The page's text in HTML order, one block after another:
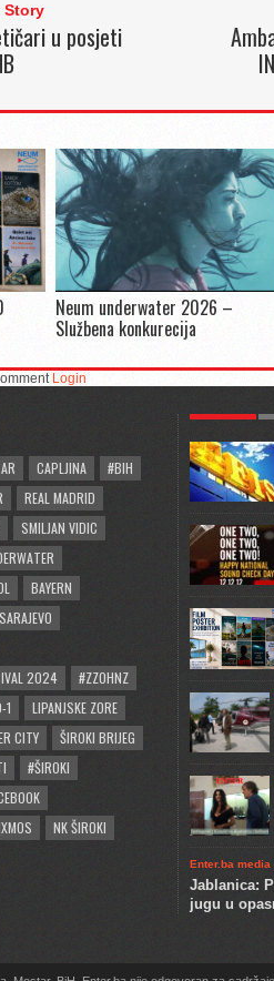
Story
u posjeti
Neum underwater 2026 –
Službena konkurecija
Login
CAPLJINA
#BIH
REAL MADRID
SMILJAN VIDIC
BAYERN
2024
#ZZOHNZ
1
LIPANJSKE ZORE
CITY
ŠIROKI BRIJEG
#ŠIROKI
NK ŠIROKI
Enter.ba media
Jablanica:
jugu u